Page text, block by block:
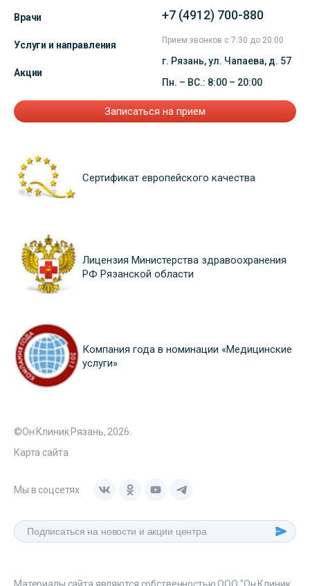
Врачи
Услуги и направления
Акции
+7 (4912) 700-880
Прием звонков с 7:30 до 20:00
г. Рязань, ул. Чапаева, д. 57
Пн. – ВС.: 8:00 – 20:00
Записаться на прием
Сертификат европейского качества
Лицензия Министерства здравоохранения
РФ Рязанской области
Компания года в номинации «Медицинские
услуги»
©Он Клиник Рязань, 2026.
Карта сайта
Мы в соцсетях